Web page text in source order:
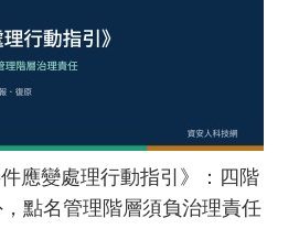
應變處理行動指引》：四階
點名管理階層須負治理責任